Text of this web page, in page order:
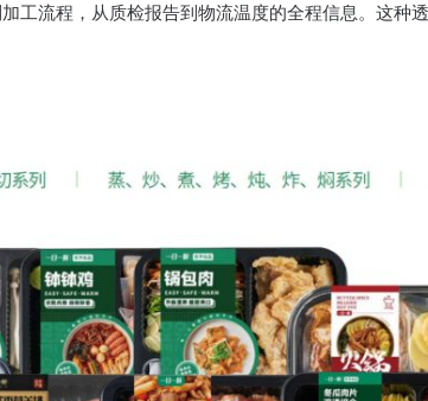
工流程，从质检报告到物流温度的全程信息。这种